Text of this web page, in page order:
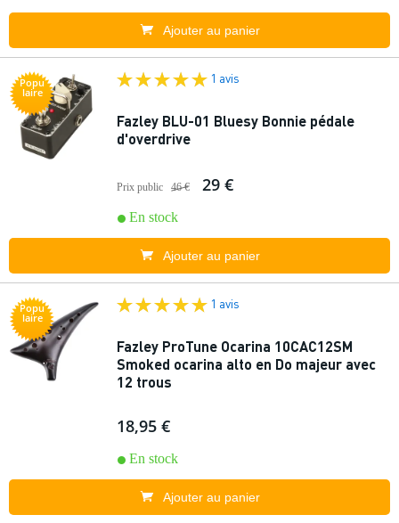
Ajouter au panier
Popu
laire
1 avis
Fazley BLU-01 Bluesy Bonnie pédale
d'overdrive
Prix public 46 € 29 €
En stock
Ajouter au panier
Popu
laire
1 avis
Fazley ProTune Ocarina 10CAC12SM
Smoked ocarina alto en Do majeur avec
12 trous
18,95 €
En stock
Ajouter au panier